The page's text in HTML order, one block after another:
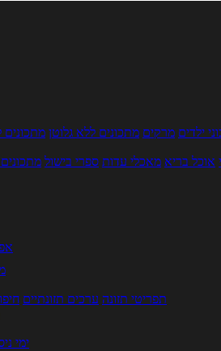
ילדים מרקים מתכונים ללא גלוטן מתכונים
אוכל בריא מאכלי עדות ספרי בישול מתכונים
תפריטי תזונה ערכים תזונתיים
5 ימי